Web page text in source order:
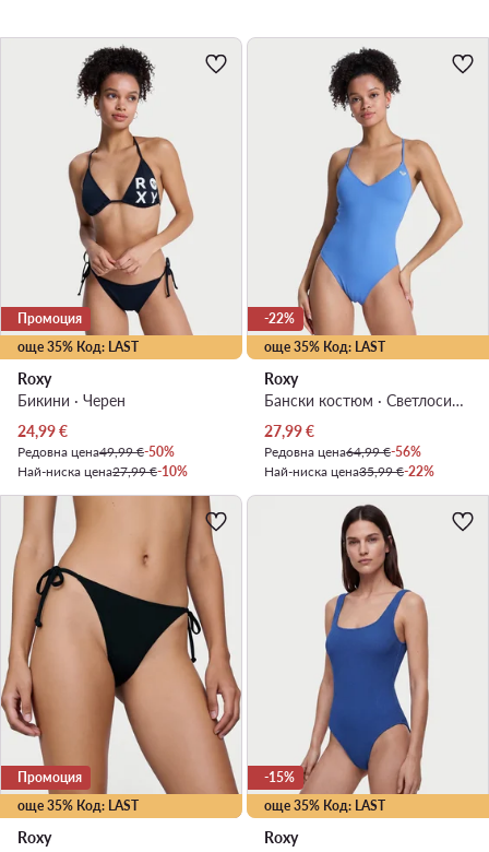
още 35% Код: LAST
Промоция
Roxy
Бикини · Черен
Актуална цена
24,99€
Редовна цена49,99 €-50%
Най-ниска цена27,99 €-10%
още 35% Код: LAST
-22%
Roxy
Бански костюм · Светлосиньо
Актуална цена
27,99€
Редовна цена64,99 €-56%
Най-ниска цена35,99 €-22%
още 35% Код: LAST
Промоция
Roxy
още 35% Код: LAST
-15%
Roxy